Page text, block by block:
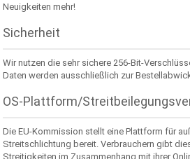
Neuigkeiten mehr!
Sicherheit
Wir nutzen die sehr sichere 256-Bit-
Daten werden ausschließlich zur
OS-Plattform/
Die EU-Kommission stellt eine Plattform für
Streitschlichtung bereit. Verbrauchern gibt
Streitigkeiten im Zusammenhang mit ihrer